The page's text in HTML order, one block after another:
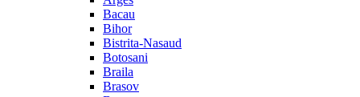
Bacau
Bihor
Bistrita-Nasaud
Botosani
Braila
Brasov